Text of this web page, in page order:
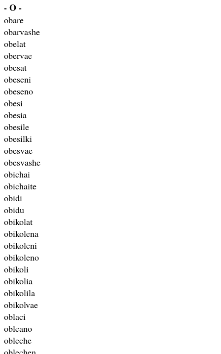
- O -
obare
obarvashe
obelat
obervae
obesat
obeseni
obeseno
obesi
obesia
obesile
obesilki
obesvae
obesvashe
obichai
obichaite
obidi
obidu
obikolat
obikolena
obikoleni
obikoleno
obikoli
obikolia
obikolila
obikolvae
oblaci
obleano
obleche